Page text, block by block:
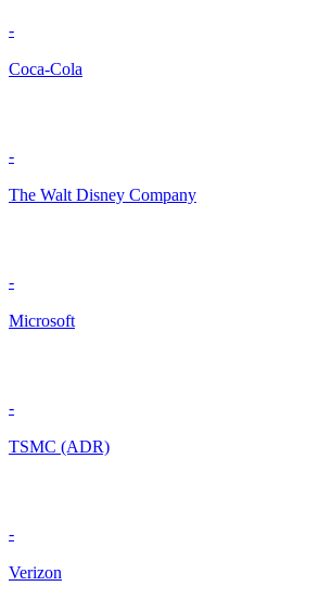
-
Coca-Cola
-
The Walt Disney Company
-
Microsoft
-
TSMC (ADR)
-
Verizon